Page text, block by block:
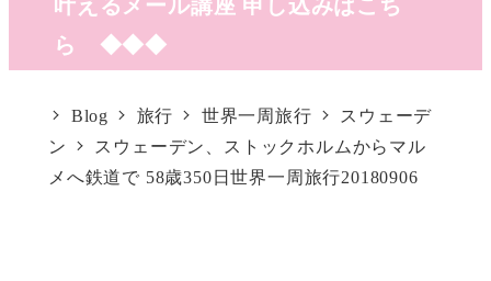
叶えるメール講座 申し込みはこち
ら ◆◆◆
Blog 旅行 世界一周旅行
スウェーデ
ン
スウェーデン、ストックホルムからマル
メへ鉄道で 58歳350日世界一周旅行20180906